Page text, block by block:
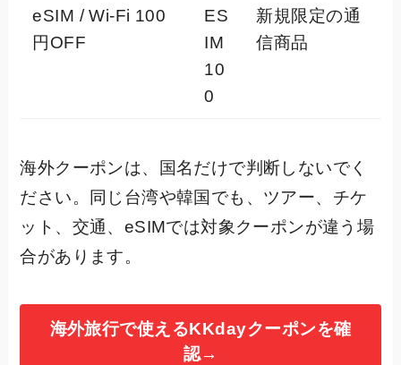
eSIM / Wi-Fi 100
円OFF
ES
IM
10
0
新規限定の通
信商品
海外クーポンは、国名だけで判断しないでく
ださい。同じ台湾や韓国でも、ツアー、チケ
ット、交通、eSIMでは対象クーポンが違う場
合があります。
海外旅行で使えるKKdayクーポンを確
認→